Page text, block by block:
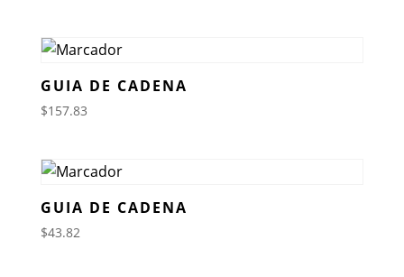
GUIA DE CADENA
$157.83
GUIA DE CADENA
$43.82